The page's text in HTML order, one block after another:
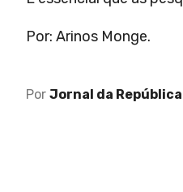
Por: Arinos Monge.
Por Jornal da República